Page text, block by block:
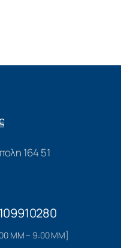
164 51
ΜΜ – 9:00 ΜΜ]